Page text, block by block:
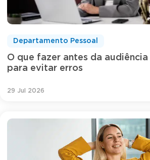
O que fazer antes da
para evitar erros
Departamento Pessoal
29 Jul 2026